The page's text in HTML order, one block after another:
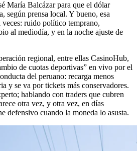
María Balcázar para que el dólar
según prensa local. Y bueno, esa
ruido político temprano,
al mediodía, y en la noche ajuste de
regional, entre ellas CasinoHub,
de cuotas deportivas” en vivo por el
del peruano: recarga menos
y se va por tickets más conservadores.
hablando con traders que cubren
otra vez, y otra vez, en días
defensivo cuando la moneda lo asusta.